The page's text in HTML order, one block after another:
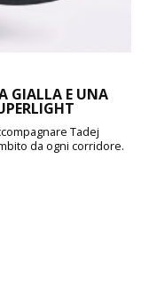
GIALLA E UNA
Tadej
da ogni corridore.